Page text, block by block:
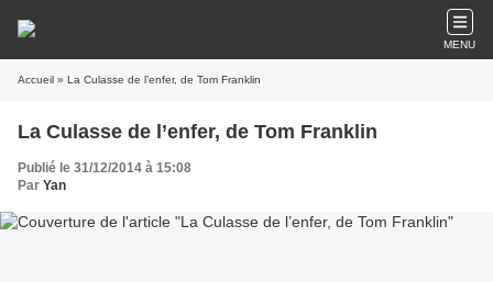
MENU
Accueil » La Culasse de l’enfer, de Tom Franklin
La Culasse de l’enfer, de Tom Franklin
Publié le 31/12/2014 à 15:08
Par Yan